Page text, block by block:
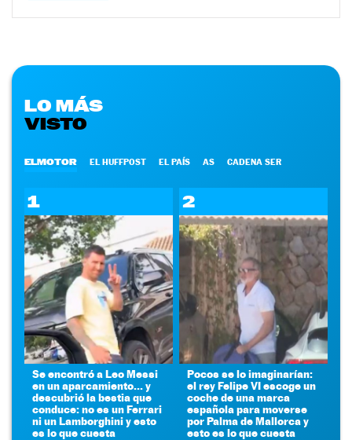
LO MÁS
VISTO
ELMOTOR EL HUFFPOST EL PAÍS AS CADENA SER
1
Se encontró a Leo Messi
en un aparcamiento... y
descubrió la bestia que
conduce: no es un Ferrari
ni un Lamborghini y esto
es lo que cuesta
2
Pocos se lo imaginarían:
el rey Felipe VI escoge un
coche de una marca
española para moverse
por Palma de Mallorca y
esto es lo que cuesta